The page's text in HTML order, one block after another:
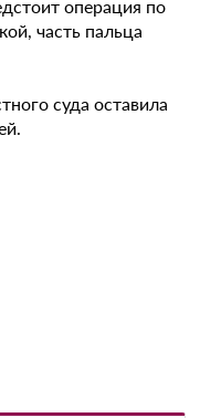
операция по
часть пальца
суда оставила